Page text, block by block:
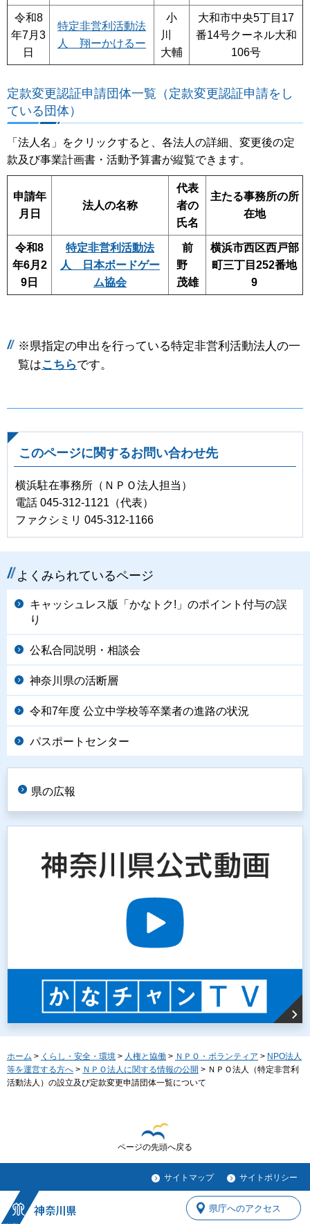
令和8
年7月3
日
特定非営利活動法
人 翔ーかけるー
小
川
大輔
大和市中央5丁目17
番14号クーネル大和
106号
定款変更認証申請団体一覧（定款変更認証申請をし
ている団体）
「法人名」をクリックすると、各法人の詳細、変更後の定
款及び事業計画書・活動予算書が縦覧できます。
申請年
月日
法人の名称
代表
者の
氏名
主たる事務所の所
在地
令和8
年6月2
9日
特定非営利活動法
人 日本ボードゲー
ム協会
前
野
茂雄
横浜市西区西戸部
町三丁目252番地
9
※県指定の申出を行っている特定非営利活動法人の一
覧はこちらです。
このページに関するお問い合わせ先
横浜駐在事務所（ＮＰＯ法人担当）
電話 045-312-1121（代表）
ファクシミリ 045-312-1166
よくみられているページ
キャッシュレス版「かなトク!」のポイント付与の誤
り
公私合同説明・相談会
神奈川県の活断層
令和7年度 公立中学校等卒業者の進路の状況
パスポートセンター
県の広報
ホーム > くらし・安全・環境 > 人権と協働 > ＮＰＯ・ボランティア > NPO法人
等を運営する方へ > ＮＰＯ法人に関する情報の公開 > ＮＰＯ法人（特定非営利
活動法人）の設立及び定款変更申請団体一覧について
ページの先頭へ戻る
サイトマップ サイトポリシー
県庁へのアクセス